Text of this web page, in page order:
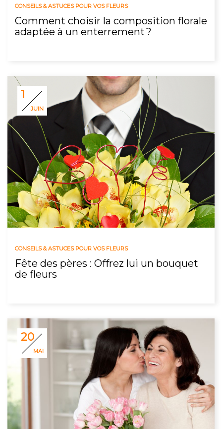
CONSEILS & ASTUCES POUR VOS FLEURS
Comment choisir la composition florale
adaptée à un enterrement ?
1
JUIN
CONSEILS & ASTUCES POUR VOS FLEURS
Fête des pères : Offrez lui un bouquet
de fleurs
20
MAI